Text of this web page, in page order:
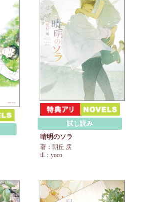
試し読み
晴明のソラ
著：朝丘 戻
ill：yoco